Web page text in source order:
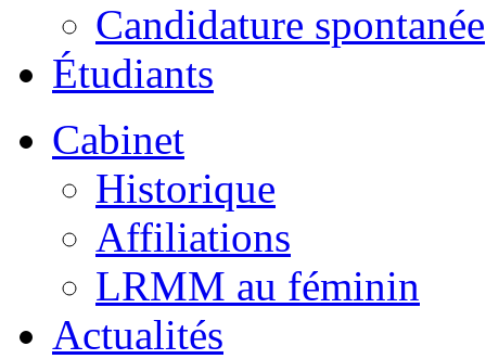
Candidature spontanée
Étudiants
Cabinet
Historique
Affiliations
LRMM au féminin
Actualités